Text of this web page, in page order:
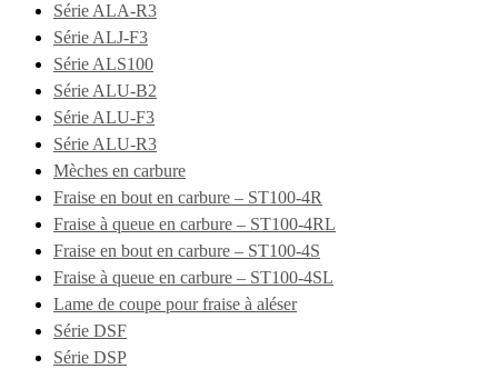
Série ALA-R3
Série ALJ-F3
Série ALS100
Série ALU-B2
Série ALU-F3
Série ALU-R3
Mèches en carbure
Fraise en bout en carbure – ST100-4R
Fraise à queue en carbure – ST100-4RL
Fraise en bout en carbure – ST100-4S
Fraise à queue en carbure – ST100-4SL
Lame de coupe pour fraise à aléser
Série DSF
Série DSP